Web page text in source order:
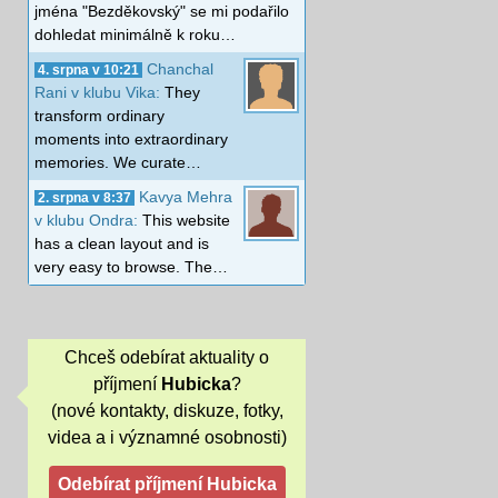
jména "Bezděkovský" se mi podařilo
dohledat minimálně k roku…
4. srpna v 10:21
Chanchal
Rani v klubu Vika: They
transform ordinary
moments into extraordinary
memories. We curate…
2. srpna v 8:37
Kavya Mehra
v klubu Ondra: This website
has a clean layout and is
very easy to browse. The…
Chceš odebírat aktuality o
příjmení Hubicka?
(nové kontakty, diskuze, fotky,
videa a i významné osobnosti)